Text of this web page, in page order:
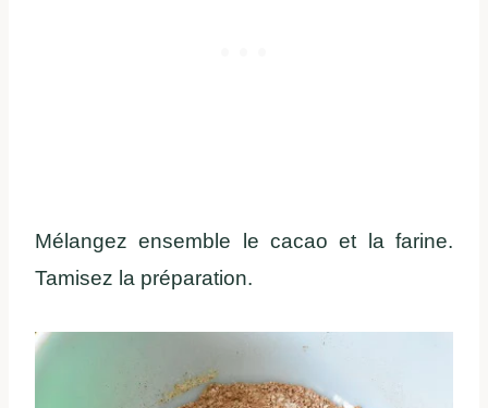
Mélangez ensemble le cacao et la farine.
Tamisez la préparation.